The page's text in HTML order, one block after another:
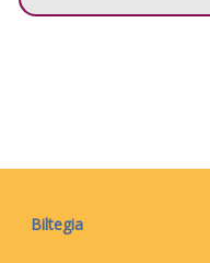
Biltegia